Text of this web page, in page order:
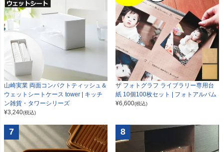
山崎実業 両面コンパクトティッシュ＆
ウェットシートケース tower | キッチ
ン雑貨・タワーシリーズ
¥3,240(税込)
ザ フォトグラフ ライブラリー専用台
紙 10個100枚セット | フォトアルバム
¥6,600(税込)
7 8